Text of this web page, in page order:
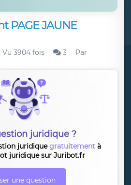
PAGE JAUNE
Vu 3904 fois 3
Par
juridique ?
juridiquegratuitement à
juridique sur Juribot.fr
une question